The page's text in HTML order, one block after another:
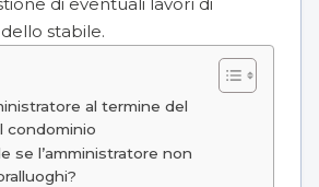
di eventuali lavori di
stabile.
al termine del
condominio
se l’amministratore non